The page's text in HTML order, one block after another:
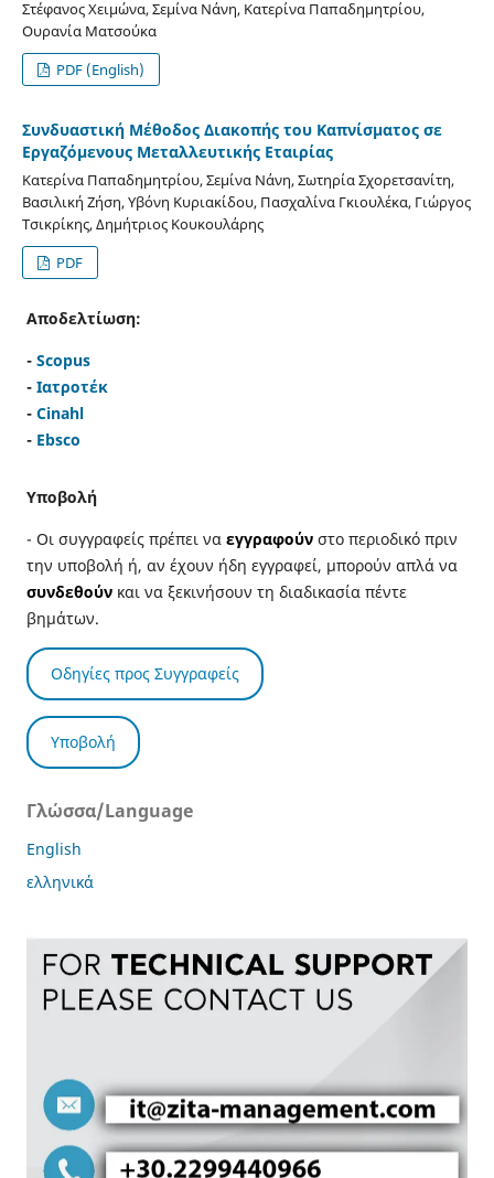
Στέφανος Χειμώνα, Σεμίνα Νάνη, Κατερίνα Παπαδημητρίου,
Ουρανία Ματσούκα
PDF (English)
Συνδυαστική Μέθοδος Διακοπής του Καπνίσματος σε
Εργαζόμενους Μεταλλευτικής Εταιρίας
Κατερίνα Παπαδημητρίου, Σεμίνα Νάνη, Σωτηρία Σχορετσανίτη,
Βασιλική Ζήση, Υβόνη Κυριακίδου, Πασχαλίνα Γκιουλέκα, Γιώργος
Τσικρίκης, Δημήτριος Κουκουλάρης
PDF
Αποδελτίωση:
- Scopus
- Ιατροτέκ
- Cinahl
- Ebsco
Υποβολή
- Οι συγγραφείς πρέπει να εγγραφούν στο περιοδικό πριν
την υποβολή ή, αν έχουν ήδη εγγραφεί, μπορούν απλά να
συνδεθούνκαι να ξεκινήσουν τη διαδικασία πέντε
βημάτων.
Οδηγίες προς Συγγραφείς
Υποβολή
Γλώσσα/Language
English
ελληνικά